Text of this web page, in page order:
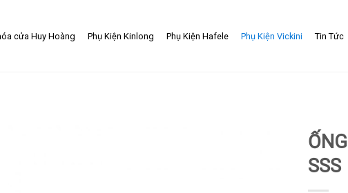
cửa Huy Hoàng Phụ Kiện Kinlong Phụ Kiện Hafele Phụ Kiện Vickini Tin Tức
SSS